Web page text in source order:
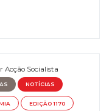
Acção Socialista
NOTÍCIAS
EDIÇÃO 1170